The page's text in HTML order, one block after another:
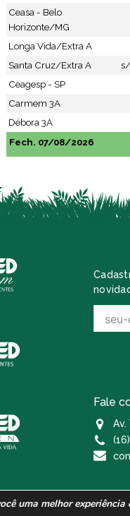
Ceasa - Belo
Horizonte/MG
Longa Vida/Extra A
Santa Cruz/Extra A
Ceagesp - SP
Carmem 3A
Débora 3A
Fech. 07/08/2026
Fale
Av.
uma melhor experiência